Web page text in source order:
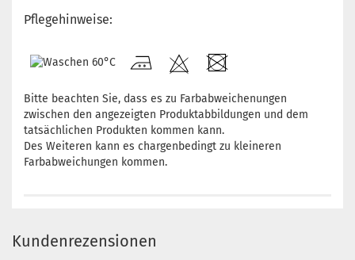
Pflegehinweise:
Bitte beachten Sie, dass es zu Farbabweichenungen
zwischen den angezeigten Produktabbildungen und dem
tatsächlichen Produkten kommen kann.
Des Weiteren kann es chargenbedingt zu kleineren
Farbabweichungen kommen.
Kundenrezensionen